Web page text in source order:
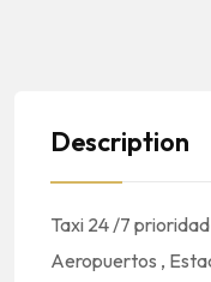
Description
Taxi 24 /7
Aeropuertos ,